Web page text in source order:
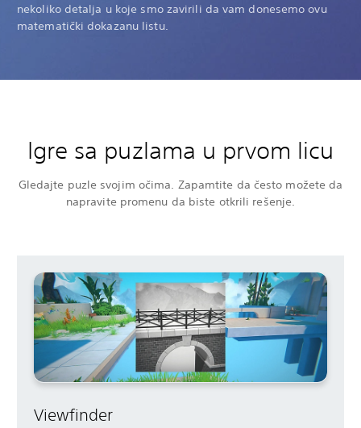
nekoliko detalja u koje smo zavirili da vam donesemo ovu
matematički dokazanu listu.
Igre sa puzlama u prvom licu
Gledajte puzle svojim očima. Zapamtite da često možete da
napravite promenu da biste otkrili rešenje.
Viewfinder